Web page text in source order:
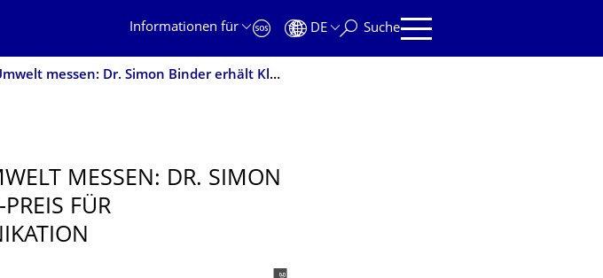
Informationen für
DE Suche
Mit Gummibären die Umwelt messen: Dr. Simon Binder erhält KlarText-Preis für Wissenschaftskommunikation
MESSEN: DR. SIMON
FÜR